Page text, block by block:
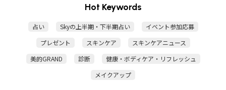
Hot Keywords
占い Skyの上半期・下半期占い
イベント参加応募
プレゼント
スキンケア
スキンケアニュース
美的GRAND
診断
健康・ボディケア・リフレッシュ
メイクアップ